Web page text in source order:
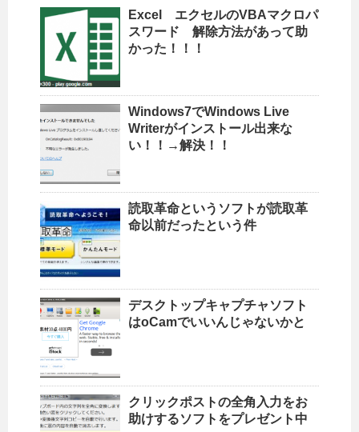
Excel エクセルのVBAマクロパ
スワード 解除方法があって助
かった！！！
Windows7でWindows Live
Writerがインストール出来な
い！！→解決！！
読取革命というソフトが読取革
命以前だったという件
デスクトップキャプチャソフト
はoCamでいいんじゃないかと
クリックポストの全角入力をお
助けするソフトをプレゼント中